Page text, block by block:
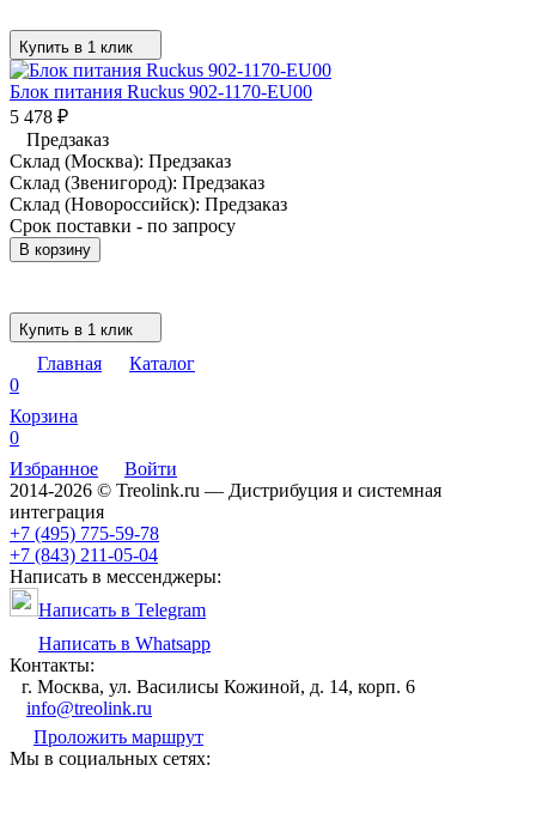
Купить в 1 клик
Блок питания Ruckus 902-1170-EU00
5 478 ₽
Предзаказ
Склад (Москва): Предзаказ
Склад (Звенигород): Предзаказ
Склад (Новороссийск): Предзаказ
Срок поставки - по запросу
В корзину
Купить в 1 клик
Главная
Каталог
0
Корзина
0
Избранное
Войти
2014-2026 © Treolink.ru — Дистрибуция и системная
интеграция
+7 (495) 775-59-78
+7 (843) 211-05-04
Написать в мессенджеры:
Написать в Telegram
Написать в Whatsapp
Контакты:
г. Москва, ул. Василисы Кожиной, д. 14, корп. 6
info@treolink.ru
Проложить маршрут
Мы в социальных сетях: